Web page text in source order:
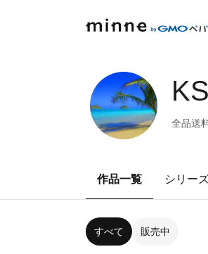
全品送
作品一覧 シリー
すべて 販売中